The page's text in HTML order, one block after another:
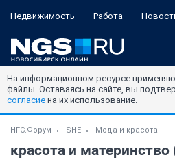
Недвижимость Работа
На информационном ресурсе
файлы. Оставаясь на сайте, вы
согласие на их использование.
НГС.Форум SHE Мода и красота
красота и материнство